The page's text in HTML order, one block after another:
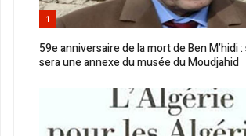
1
59e anniversaire de la mort de Ben M’hidi
sera une annexe du musée du Moudjahid